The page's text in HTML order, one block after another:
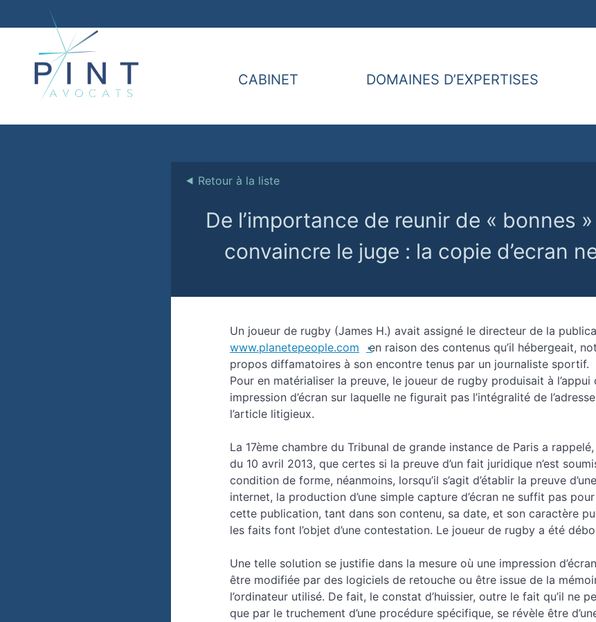
CABINET DOMAINES D’EXPERTISES
⯇ Retour à la liste
De l’importance de reunir de « bonnes
convaincre le juge : la copie d’ecran
Un joueur de rugby (James H.) avait assigné le directeur de la
www.planetepeople.com
en raison des contenus qu’il hébergeait,
propos diffamatoires à son encontre tenus par un journaliste sportif.
Pour en matérialiser la preuve, le joueur de rugby produisait à l’appui
impression d’écran sur laquelle ne figurait pas l’intégralité de
l’article litigieux.
La 17ème chambre du Tribunal de grande instance de Paris a
du 10 avril 2013, que certes si la preuve d’un fait juridique n’est
condition de forme, néanmoins, lorsqu’il s’agit d’établir la preuve
internet, la production d’une simple capture d’écran ne suffit pas
cette publication, tant dans son contenu, sa date, et son caractère
les faits font l’objet d’une contestation. Le joueur de rugby a été
Une telle solution se justifie dans la mesure où une impression
être modifiée par des logiciels de retouche ou être issue de la
l’ordinateur utilisé. De fait, le constat d’huissier, outre le fait qu’il ne
que par le truchement d’une procédure spécifique, se révèle être